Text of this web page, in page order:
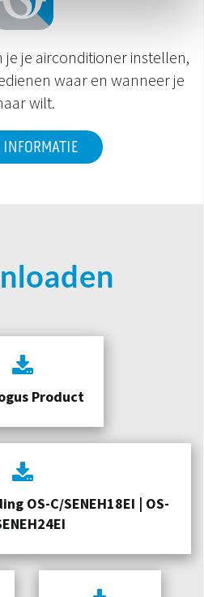
je je airconditioner instellen,
waar en wanneer je
wilt.
INFORMATIE
Product
OS-C/SENEH18EI | OS-